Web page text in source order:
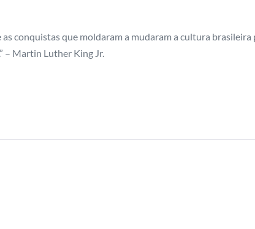
conquistas que moldaram a mudaram a cultura
– Martin Luther King Jr.